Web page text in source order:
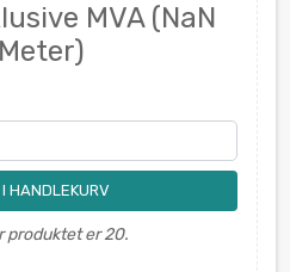
MVA (NaN
HANDLEKURV
produktet er 20.